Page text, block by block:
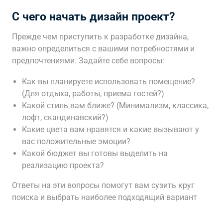
С чего начать дизайн проект?
Прежде чем приступить к разработке дизайна,
важно определиться с вашими потребностями и
предпочтениями. Задайте себе вопросы:
Как вы планируете использовать помещение?
(Для отдыха, работы, приема гостей?)
Какой стиль вам ближе? (Минимализм, классика,
лофт, скандинавский?)
Какие цвета вам нравятся и какие вызывают у
вас положительные эмоции?
Какой бюджет вы готовы выделить на
реализацию проекта?
Ответы на эти вопросы помогут вам сузить круг
поиска и выбрать наиболее подходящий вариант